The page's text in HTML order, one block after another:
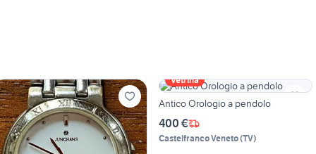
Vetrina
Antico Orologio a pendolo
400 €
Castelfranco Veneto(TV)